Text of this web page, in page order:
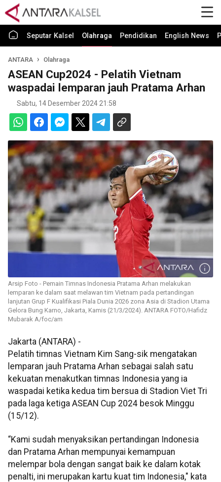
Seputar Kalsel Olahraga Pendidikan English News
ANTARA Olahraga
ASEAN Cup2024 - Pelatih Vietnam
waspadai lemparan jauh Pratama Arhan
Sabtu, 14 Desember 2024 21:58
Arsip Foto - Pemain Timnas Indonesia Pratama Arhan melakukan
lemparan ke dalam saat melawan tim Vietnam pada pertandingan
lanjutan Grup F Kualifikasi Piala Dunia 2026 zona Asia di Stadion Utama
Gelora Bung Karno, Jakarta, Kamis (21/3/2024). ANTARA FOTO/Hafidz
Mubarak A/foc/am
Jakarta (ANTARA) -
Pelatih timnas Vietnam Kim Sang-sik mengatakan
lemparan jauh Pratama Arhan sebagai salah satu
kekuatan menakutkan timnas Indonesia yang ia
waspadai ketika kedua tim bersua di Stadion Viet Tri
pada laga ketiga ASEAN Cup 2024 besok Minggu
(15/12).
“Kami sudah menyaksikan pertandingan Indonesia
dan Pratama Arhan mempunyai kemampuan
melempar bola dengan sangat baik ke dalam kotak
penalti, ini merupakan kartu kuat tim Indonesia," kata